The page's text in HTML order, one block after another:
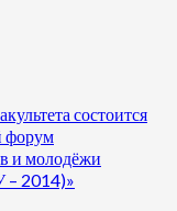
состоится
форум
и молодёжи
– 2014)»